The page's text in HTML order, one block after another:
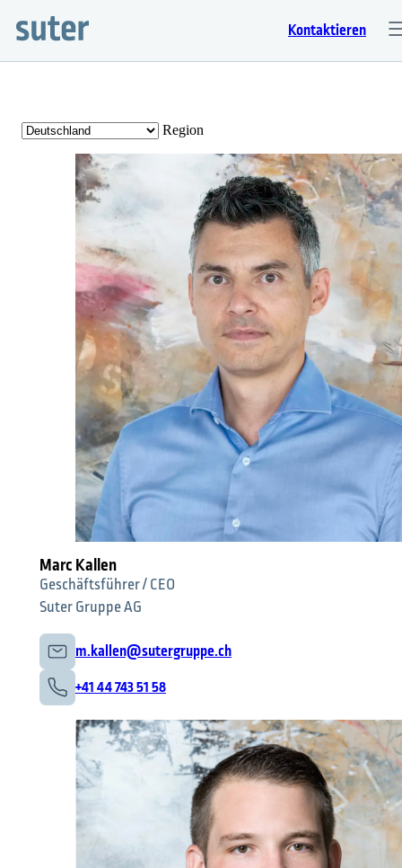
Kontaktieren
Region
Marc Kallen
Geschäftsführer / CEO
Suter Gruppe AG
m.kallen@sutergruppe.ch
+41 44 743 51 58